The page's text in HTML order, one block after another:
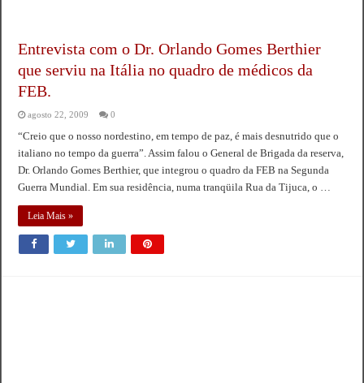
Entrevista com o Dr. Orlando Gomes Berthier
que serviu na Itália no quadro de médicos da
FEB.
agosto 22, 2009 0
“Creio que o nosso nordestino, em tempo de paz, é mais desnutrido que o
italiano no tempo da guerra”. Assim falou o General de Brigada da reserva,
Dr. Orlando Gomes Berthier, que integrou o quadro da FEB na Segunda
Guerra Mundial. Em sua residência, numa tranqüila Rua da Tijuca, o …
Leia Mais »